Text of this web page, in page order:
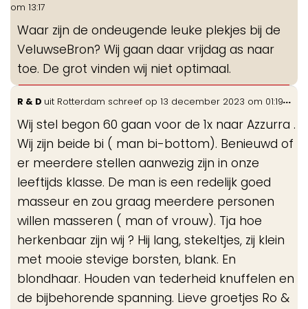
om 13:17
Waar zijn de ondeugende leuke plekjes bij de
VeluwseBron? Wij gaan daar vrijdag as naar
toe. De grot vinden wij niet optimaal.
R & D uit Rotterdam schreef op 13 december 2023 om 01:19
Wij stel begon 60 gaan voor de 1x naar Azzurra .
Wij zijn beide bi ( man bi-bottom). Benieuwd of
er meerdere stellen aanwezig zijn in onze
leeftijds klasse. De man is een redelijk goed
masseur en zou graag meerdere personen
willen masseren ( man of vrouw). Tja hoe
herkenbaar zijn wij ? Hij lang, stekeltjes, zij klein
met mooie stevige borsten, blank. En
blondhaar. Houden van tederheid knuffelen en
de bijbehorende spanning. Lieve groetjes Ro &
...